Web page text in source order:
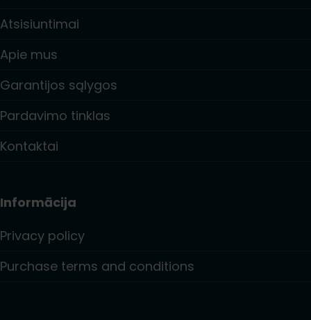
Atsisiuntimai
Apie mus
Garantijos sąlygos
Pardavimo tinklas
Kontaktai
Informācija
Privacy policy
Purchase terms and conditions